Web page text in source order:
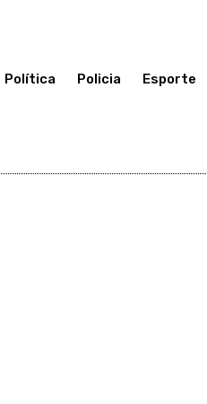
Política Policia Esporte